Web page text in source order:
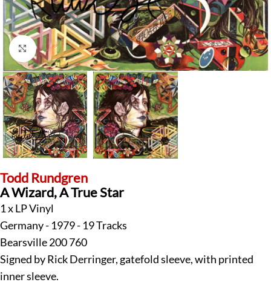
Klick zum Vergrößern
Todd Rundgren
A Wizard, A True Star
1 x LP Vinyl
Germany - 1979 - 19 Tracks
Bearsville 200 760
Signed by Rick Derringer, gatefold sleeve, with printed
inner sleeve.